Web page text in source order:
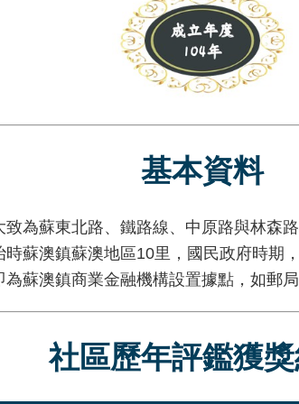
基本資料
蘇東北路、鐵路線、中原路與林森路
蘇澳鎮蘇澳地區10里，國民政府時期
蘇澳鎮商業金融機構設置據點，如郵
社區歷年評鑑獲